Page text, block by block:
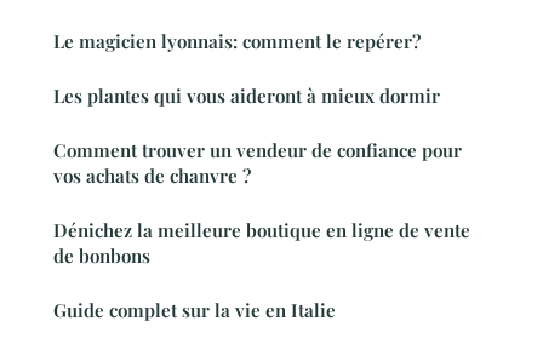
Le magicien lyonnais: comment le repérer?
Les plantes qui vous aideront à mieux dormir
Comment trouver un vendeur de confiance pour
vos achats de chanvre ?
Dénichez la meilleure boutique en ligne de vente
de bonbons
Guide complet sur la vie en Italie